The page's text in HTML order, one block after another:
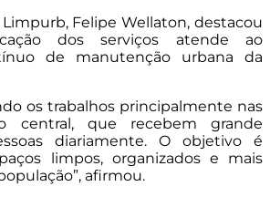
Felipe Wellaton, destacou
dos serviços atende ao
de manutenção urbana da
os trabalhos principalmente nas
central, que recebem grande
diariamente. O objetivo é
limpos, organizados e mais
afirmou.